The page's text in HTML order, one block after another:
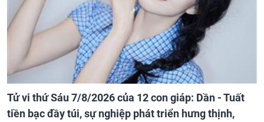
Tử vi thứ Sáu 7/8/2026 của 12 con giáp: Dần - Tuất
tiền bạc đầy túi, sự nghiệp phát triển hưng thịnh,